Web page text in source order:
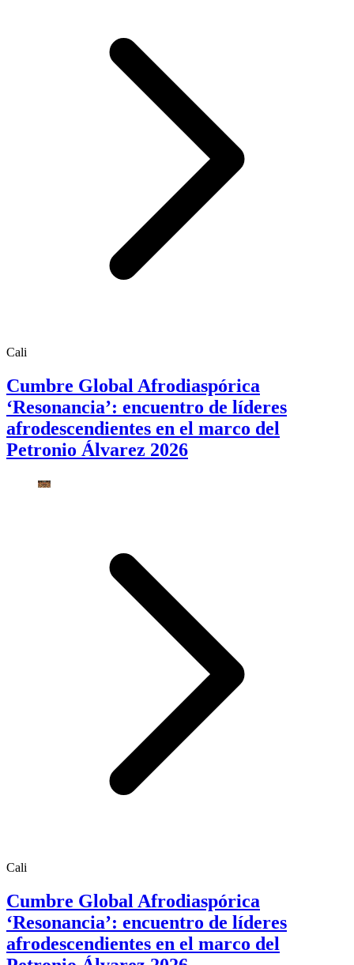
Cali
Cumbre Global Afrodiaspórica
‘Resonancia’: encuentro de líderes
afrodescendientes en el marco del
Petronio Álvarez 2026
Cali
Cumbre Global Afrodiaspórica
‘Resonancia’: encuentro de líderes
afrodescendientes en el marco del